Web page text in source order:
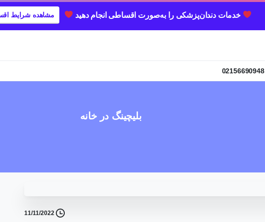
خدمات دندان‌پزشکی را به‌صورت اقساطی انجام دهید مشاهده شرایط
02156690948
بلیچینگ در خانه
11/11/2022